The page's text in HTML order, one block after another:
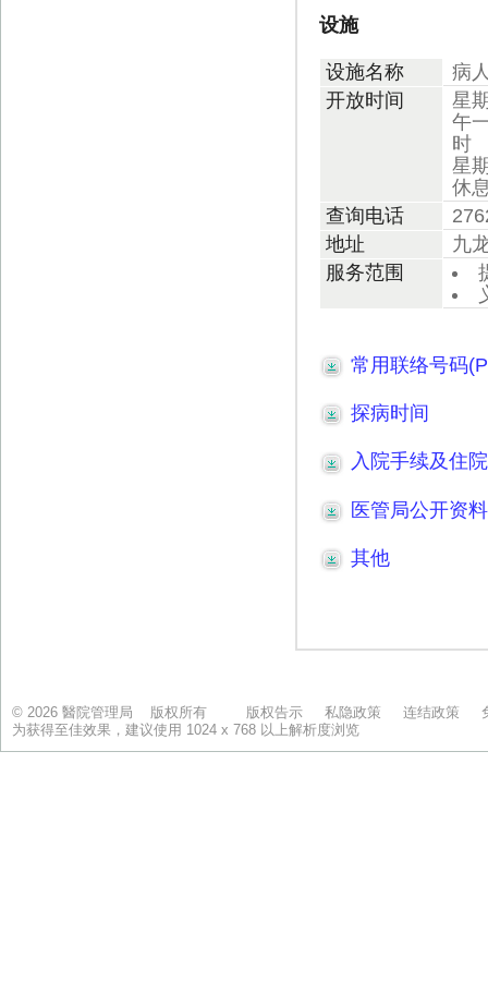
© 2026 醫院管理局 版权所有 版权告示 私隐政策 连结政策
为获得至佳效果，建议使用 1024 x 768 以上解析度浏览